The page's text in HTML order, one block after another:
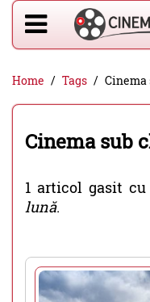
Home Tags Cinema
Cinema sub
1 articol gasit
lună.